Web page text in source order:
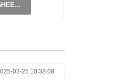
03-25 10:38:08